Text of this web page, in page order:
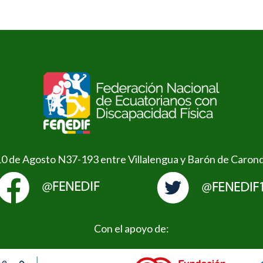
de Agosto N37-193 entre Villalengua y Barón de
Con el apoyo de: